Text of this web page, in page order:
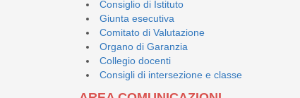
Consiglio di Istituto
Giunta esecutiva
Comitato di Valutazione
Organo di Garanzia
Collegio docenti
Consigli di intersezione e classe